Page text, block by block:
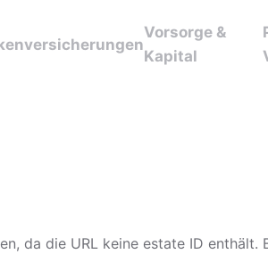
Vorsorge &
Kapital
da die URL keine estate ID enthält.